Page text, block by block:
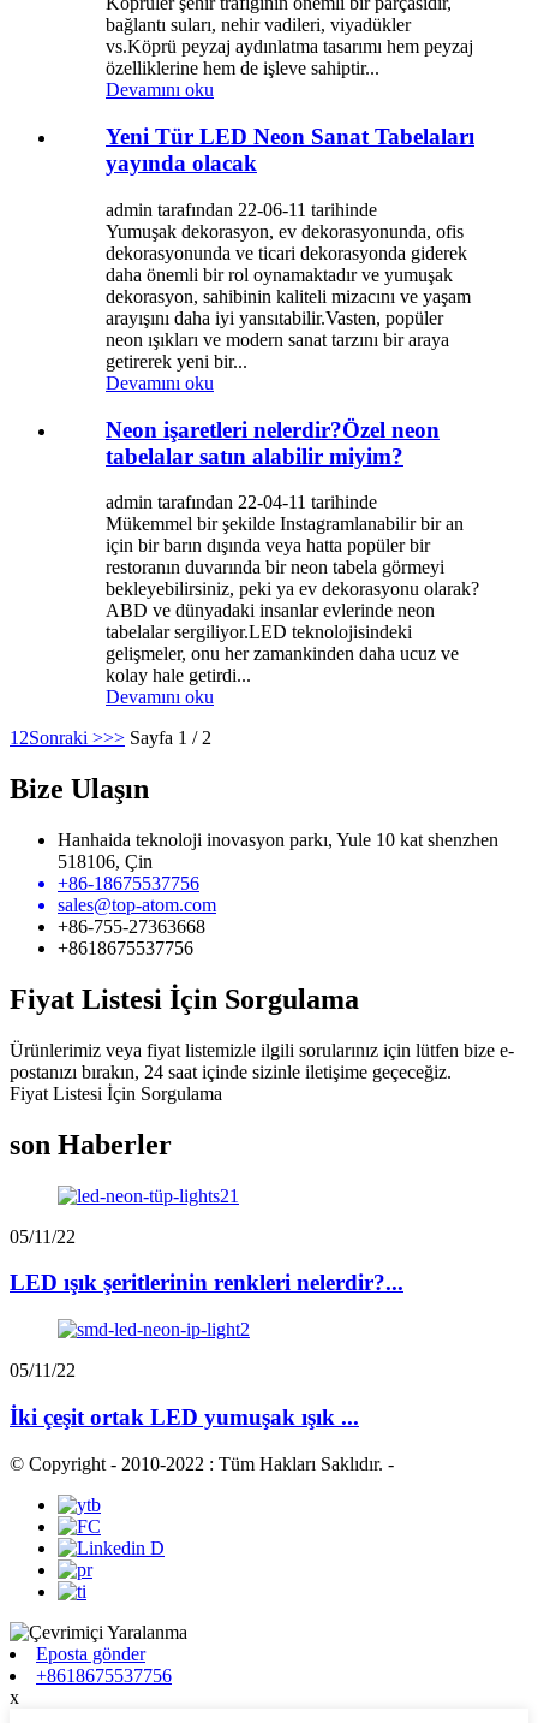
bağlantı suları, nehir vadileri, viyadükler
vs.Köprü peyzaj aydınlatma tasarımı hem peyzaj
özelliklerine hem de işleve sahiptir...
Devamını oku
Yeni Tür LED Neon Sanat Tabelaları
yayında olacak
admin tarafından 22-06-11 tarihinde
Yumuşak dekorasyon, ev dekorasyonunda, ofis
dekorasyonunda ve ticari dekorasyonda giderek
daha önemli bir rol oynamaktadır ve yumuşak
dekorasyon, sahibinin kaliteli mizacını ve yaşam
arayışını daha iyi yansıtabilir.Vasten, popüler
neon ışıkları ve modern sanat tarzını bir araya
getirerek yeni bir...
Devamını oku
Neon işaretleri nelerdir?Özel neon
tabelalar satın alabilir miyim?
admin tarafından 22-04-11 tarihinde
Mükemmel bir şekilde Instagramlanabilir bir an
için bir barın dışında veya hatta popüler bir
restoranın duvarında bir neon tabela görmeyi
bekleyebilirsiniz, peki ya ev dekorasyonu olarak?
ABD ve dünyadaki insanlar evlerinde neon
tabelalar sergiliyor.LED teknolojisindeki
gelişmeler, onu her zamankinden daha ucuz ve
kolay hale getirdi...
Devamını oku
1 2Sonraki >>> Sayfa 1 / 2
Bize Ulaşın
Hanhaida teknoloji inovasyon parkı, Yule 10 kat shenzhen
518106, Çin
+86-18675537756
sales@top-atom.com
+86-755-27363668
+8618675537756
Fiyat Listesi İçin Sorgulama
Ürünlerimiz veya fiyat listemizle ilgili sorularınız için lütfen bize e-
postanızı bırakın, 24 saat içinde sizinle iletişime geçeceğiz.
Fiyat Listesi İçin Sorgulama
son Haberler
05/11/22
LED ışık şeritlerinin renkleri nelerdir?...
05/11/22
İki çeşit ortak LED yumuşak ışık ...
© Copyright - 2010-2022 : Tüm Hakları Saklıdır. -
Eposta gönder
+8618675537756
x